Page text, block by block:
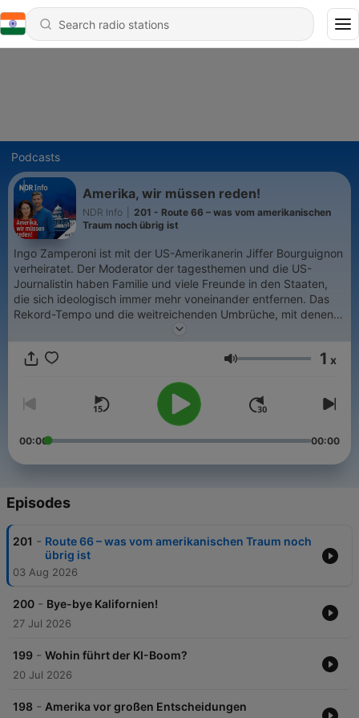
Podcasts
Amerika, wir müssen reden!
NDR Info
201 - Route 66 – was vom amerikanischen
Traum noch übrig ist
Ingo Zamperoni ist mit der US-Amerikanerin Jiffer Bourguignon
verheiratet. Der Moderator der tagesthemen und die US-
Journalistin haben Familie und viele Freunde in den Staaten,
die sich ideologisch immer mehr voneinander entfernen. Das
Rekord-Tempo und die weitreichenden Umbrüche, mit denen
US-Präsident Donald Trump gerade die amerikanische
persönlich. Ingo und Jiffer beobachten und analysieren die
Auswirkungen sie auch auf uns in Deutschland und Europa
haben. Der Podcast erscheint jede Woche neu.
Volume 1 x
00:00 00:00
Episodes
201 - Route 66 – was vom amerikanischen Traum noch
übrig ist
03 Aug 2026
200 - Bye-bye Kalifornien!
27 Jul 2026
199 - Wohin führt der KI-Boom?
20 Jul 2026
198 - Amerika vor großen Entscheidungen